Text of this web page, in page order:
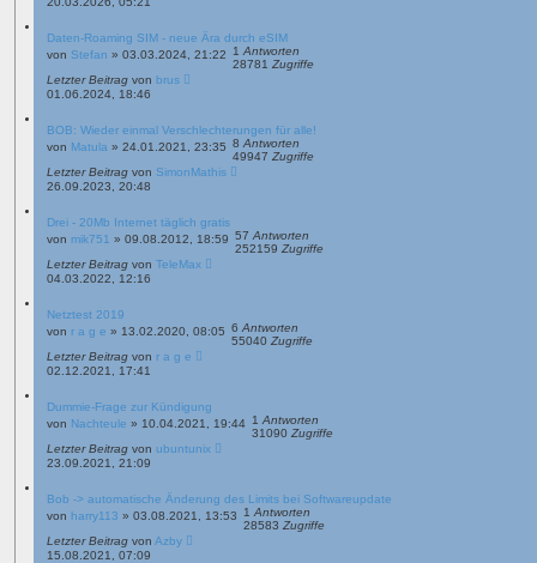
g
Daten-Roaming SIM - neue Ära durch eSIM
von Stefan » 03.03.2024, 21:22 1 Antworten
28781 Zugriffe
Letzter Beitrag von brus
01.06.2024, 18:46
BOB: Wieder einmal Verschlechterungen für alle!
von Matula » 24.01.2021, 23:35 8 Antworten
49947 Zugriffe
Letzter Beitrag von SimonMathis
26.09.2023, 20:48
Drei - 20Mb Internet täglich gratis
von mik751 » 09.08.2012, 18:59 57 Antworten
252159 Zugriffe
Letzter Beitrag von TeleMax
04.03.2022, 12:16
Netztest 2019
von r a g e » 13.02.2020, 08:05 6 Antworten
55040 Zugriffe
Letzter Beitrag von r a g e
02.12.2021, 17:41
Dummie-Frage zur Kündigung
von Nachteule » 10.04.2021, 19:44 1 Antworten
31090 Zugriffe
Letzter Beitrag von ubuntunix
23.09.2021, 21:09
Bob -> automatische Änderung des Limits bei Softwareupdate
von harry113 » 03.08.2021, 13:53 1 Antworten
28583 Zugriffe
Letzter Beitrag von Azby
15.08.2021, 07:09